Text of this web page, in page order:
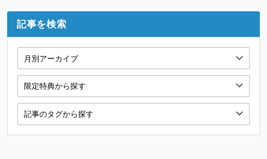
記事を検索